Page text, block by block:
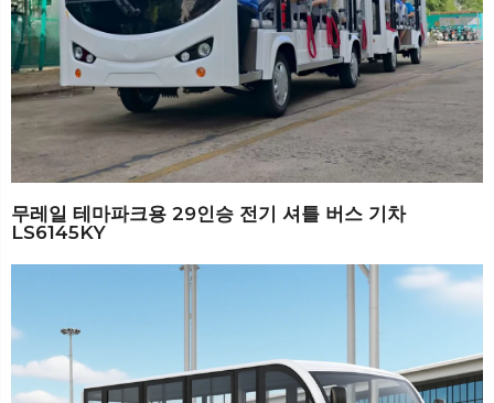
무레일 테마파크용 29인승 전기 셔틀 버스 기차
LS6145KY